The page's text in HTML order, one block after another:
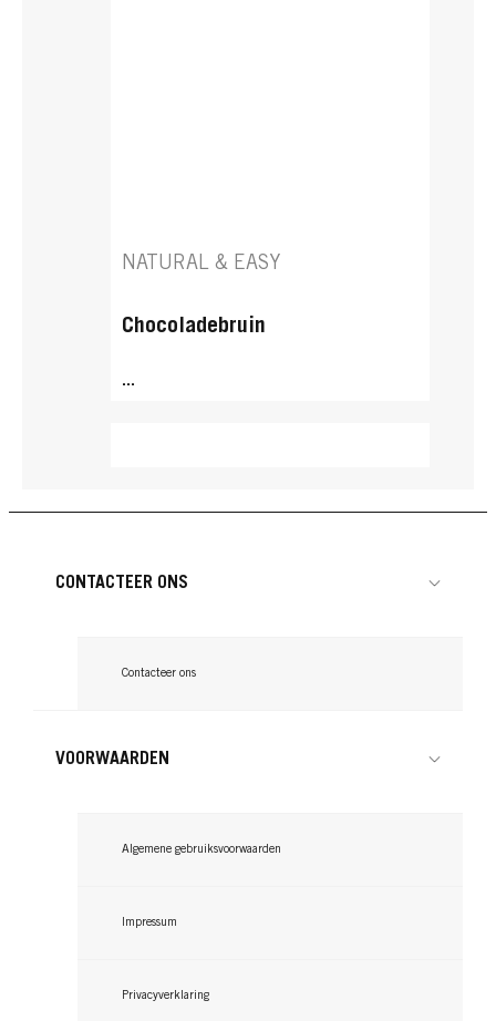
NATURAL & EASY
Chocoladebruin
...
...
NATURAL & EASY
CONTACTEER ONS
Contacteer ons
VOORWAARDEN
Algemene gebruiksvoorwaarden
Impressum
Privacyverklaring